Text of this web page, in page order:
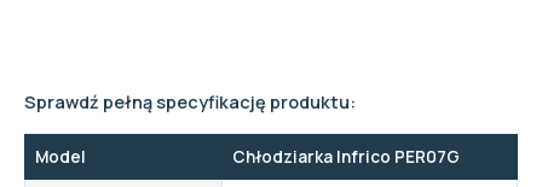
Sprawdź pełną specyfikację produktu:
Model
Chłodziarka Infrico PER07G